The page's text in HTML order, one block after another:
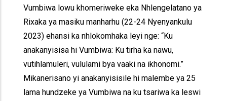
Vumbiwa lowu khomeriweke eka Nhlengelatano ya
Rixaka ya masiku manharhu (22-24 Nyenyankulu
2023) ehansi ka nhlokomhaka leyi nge: “Ku
anakanyisisa hi Vumbiwa: Ku tirha ka nawu,
vutihlamuleri, vululami bya vaaki na ikhonomi.”
Mikanerisano yi anakanyisisile hi malembe ya 25
lama hundzeke ya Vumbiwa na ku tsariwa ka leswi